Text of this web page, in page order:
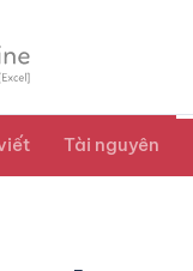
Tài nguyên